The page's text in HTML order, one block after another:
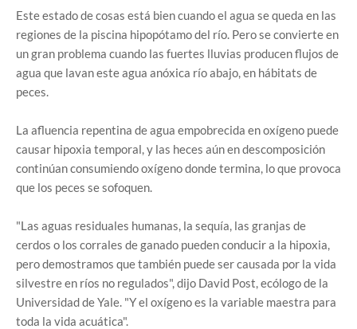
Este estado de cosas está bien cuando el agua se queda en las
regiones de la piscina hipopótamo del río. Pero se convierte en
un gran problema cuando las fuertes lluvias producen flujos de
agua que lavan este agua anóxica río abajo, en hábitats de
peces.
La afluencia repentina de agua empobrecida en oxígeno puede
causar hipoxia temporal, y las heces aún en descomposición
continúan consumiendo oxígeno donde termina, lo que provoca
que los peces se sofoquen.
"Las aguas residuales humanas, la sequía, las granjas de
cerdos o los corrales de ganado pueden conducir a la hipoxia,
pero demostramos que también puede ser causada por la vida
silvestre en ríos no regulados", dijo David Post, ecólogo de la
Universidad de Yale. "Y el oxígeno es la variable maestra para
toda la vida acuática".